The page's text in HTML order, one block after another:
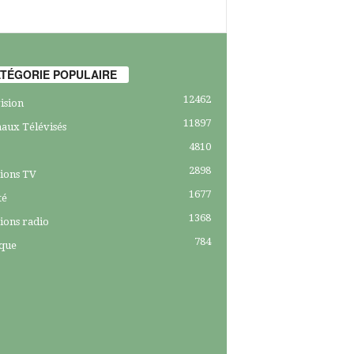
POPULAIRE
12462
Télévisés
11897
4810
TV 2898
1677
radio 1368
784